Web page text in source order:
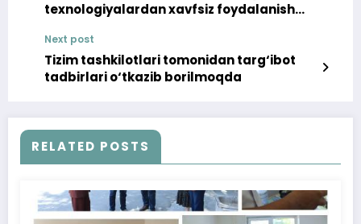
texnologiyalardan xavfsiz foydalanish
Next post
Tizim tashkilotlari tomonidan targ‘ibot
tadbirlari o‘tkazib borilmoqda
RELATED POSTS